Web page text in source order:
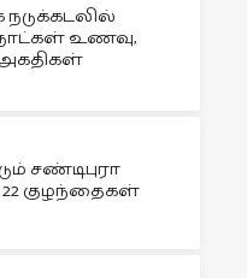
நாட்கள் உணவு,
சண்டிபுரா
குழந்தைகள்